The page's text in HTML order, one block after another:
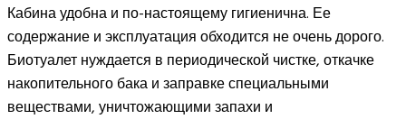
Кабина удобна и по-настоящему гигиенична. Ее
содержание и эксплуатация обходится не очень дорого.
Биотуалет нуждается в периодической чистке, откачке
накопительного бака и заправке специальными
веществами, уничтожающими запахи и